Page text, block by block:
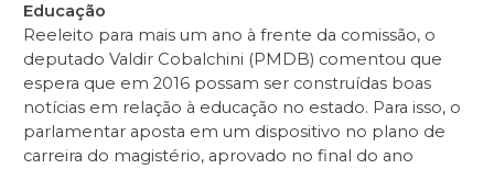
Educação
Reeleito para mais um ano à frente da comissão, o
deputado Valdir Cobalchini (PMDB) comentou que
espera que em 2016 possam ser construídas boas
notícias em relação à educação no estado. Para isso, o
parlamentar aposta em um dispositivo no plano de
carreira do magistério, aprovado no final do ano